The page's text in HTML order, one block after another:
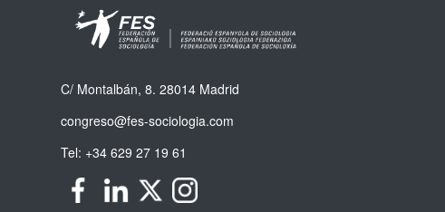
C/ Montalbán, 8. 28014 Madrid
congreso@fes-sociologia.com
Tel: +34 629 27 19 61